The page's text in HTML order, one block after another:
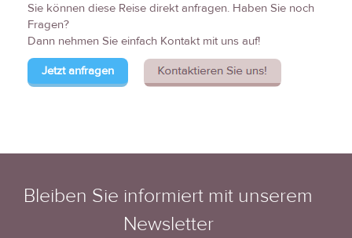
Sie können diese Reise direkt anfragen. Haben Sie noch
Fragen?
Dann nehmen Sie einfach Kontakt mit uns auf!
Jetzt anfragen
Bleiben Sie informiert mit unserem
Newsletter